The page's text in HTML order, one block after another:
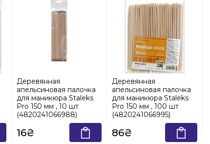
Деревянная
апельсиновая палочка
для маникюра Staleks
Pro 150 мм , 10 шт
(4820241066988)
16₴
Деревянная
апельсиновая палочка
для маникюра Staleks
Pro 150 мм , 100 шт
(4820241066995)
86₴